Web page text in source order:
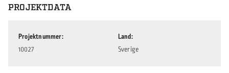
PROJEKTDATA
Projektnummer
10027
Land
Sverige